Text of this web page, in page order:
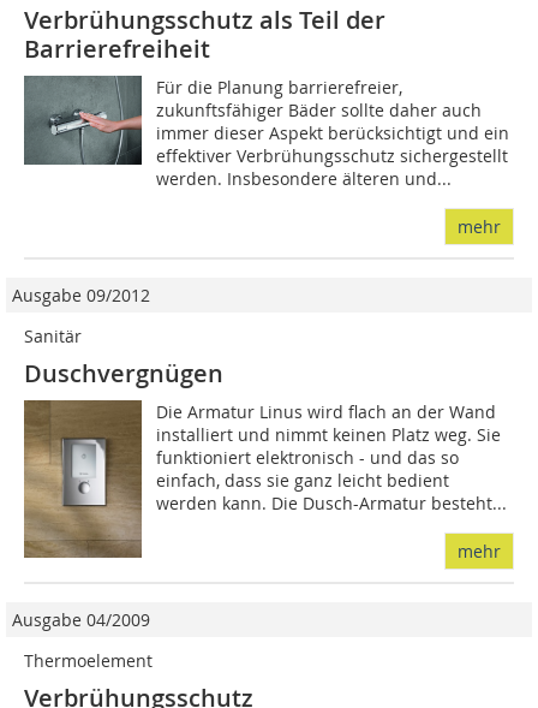
Verbrühungsschutz als Teil der
Barrierefreiheit
Für die Planung barrierefreier,
zukunftsfähiger Bäder sollte daher auch
immer dieser Aspekt berücksichtigt und ein
effektiver Verbrühungsschutz sichergestellt
werden. Insbesondere älteren und...
mehr
Ausgabe 09/2012
Sanitär
Duschvergnügen
Die Armatur Linus wird flach an der Wand
installiert und nimmt keinen Platz weg. Sie
funktioniert elektronisch - und das so
einfach, dass sie ganz leicht bedient
werden kann. Die Dusch-Armatur besteht...
mehr
Ausgabe 04/2009
Thermoelement
Verbrühungsschutz